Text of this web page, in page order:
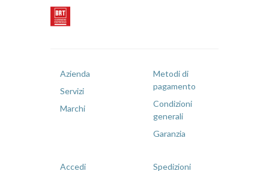
Azienda
Servizi
Marchi
Metodi di
pagamento
Condizioni
generali
Garanzia
Accedi Spedizioni